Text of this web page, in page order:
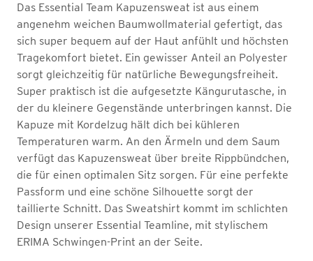
Das Essential Team Kapuzensweat ist aus einem
angenehm weichen Baumwollmaterial gefertigt, das
sich super bequem auf der Haut anfühlt und höchsten
Tragekomfort bietet. Ein gewisser Anteil an Polyester
sorgt gleichzeitig für natürliche Bewegungsfreiheit.
Super praktisch ist die aufgesetzte Kängurutasche, in
der du kleinere Gegenstände unterbringen kannst. Die
Kapuze mit Kordelzug hält dich bei kühleren
Temperaturen warm. An den Ärmeln und dem Saum
verfügt das Kapuzensweat über breite Rippbündchen,
die für einen optimalen Sitz sorgen. Für eine perfekte
Passform und eine schöne Silhouette sorgt der
taillierte Schnitt. Das Sweatshirt kommt im schlichten
Design unserer Essential Teamline, mit stylischem
ERIMA Schwingen-Print an der Seite.